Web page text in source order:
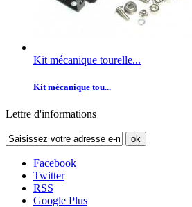
Kit mécanique tourelle...
Kit mécanique tou...
Lettre d'informations
ok
Facebook
Twitter
RSS
Google Plus